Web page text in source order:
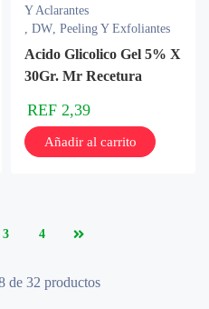
Y Aclarantes
, DW, Peeling Y Exfoliantes
Acido Glicolico Gel 5% X
30Gr. Mr Recetura
REF 2,39
Añadir al carrito
3 4
de 32 productos